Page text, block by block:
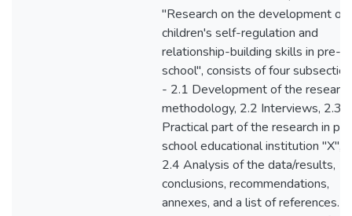
"Research on the development of
children's self-regulation and
relationship-building skills in pre-
school", consists of four
- 2.1 Development of the research
methodology, 2.2 Interviews, 2.3
Practical part of the research in
school educational institution "X",
2.4 Analysis of the data/results,
conclusions, recommendations,
annexes, and a list of references.